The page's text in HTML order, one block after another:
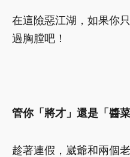
在這險惡江湖，如果你
過胸膛吧！
管你「將才」還是「醬菜
趁著連假，崴爺和兩個